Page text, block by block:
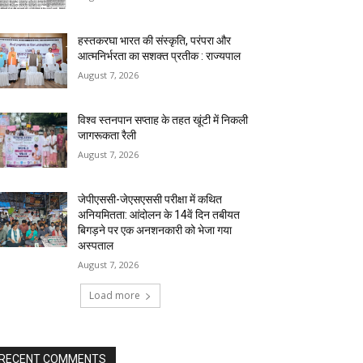
हस्तकरघा भारत की संस्कृति, परंपरा और
आत्मनिर्भरता का सशक्त प्रतीक : राज्यपाल
August 7, 2026
विश्व स्तनपान सप्ताह के तहत खूंटी में निकली
जागरूकता रैली
August 7, 2026
जेपीएससी-जेएसएससी परीक्षा में कथित
अनियमितता: आंदोलन के 14वें दिन तबीयत
बिगड़ने पर एक अनशनकारी को भेजा गया
अस्पताल
August 7, 2026
Load more
COMMENTS